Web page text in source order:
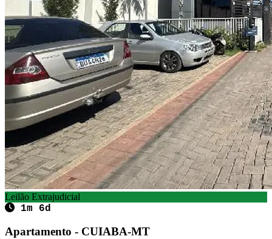
Leilão Extrajudicial
1m 6d
Apartamento - CUIABA-MT